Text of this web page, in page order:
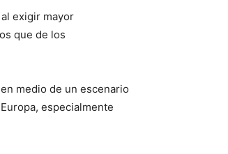
exigir mayor
que de los
medio de un escenario
especialmente